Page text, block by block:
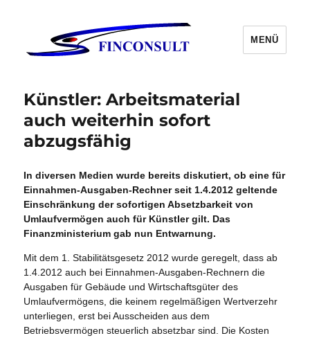
MENÜ
Künstler: Arbeitsmaterial
auch weiterhin sofort
abzugsfähig
In diversen Medien wurde bereits diskutiert, ob eine für
Einnahmen-Ausgaben-Rechner seit 1.4.2012 geltende
Einschränkung der sofortigen Absetzbarkeit von
Umlaufvermögen auch für Künstler gilt. Das
Finanzministerium gab nun Entwarnung.
Mit dem 1. Stabilitätsgesetz 2012 wurde geregelt, dass ab
1.4.2012 auch bei Einnahmen-Ausgaben-Rechnern die
Ausgaben für Gebäude und Wirtschaftsgüter des
Umlaufvermögens, die keinem regelmäßigen Wertverzehr
unterliegen, erst bei Ausscheiden aus dem
Betriebsvermögen steuerlich absetzbar sind. Die Kosten